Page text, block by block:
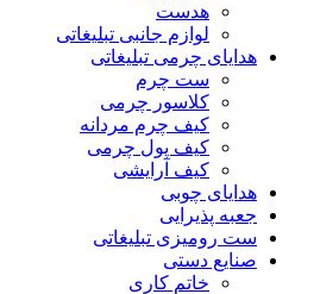
هدست
لوازم جانبی تبلیغاتی
هدایای چرمی تبلیغاتی
ست چرم
کلاسور چرمی
کیف چرم مردانه
کیف پول چرمی
کیف آرایشی
هدایای چوبی
جعبه پذیرایی
ست رومیزی تبلیغاتی
صنایع دستی
خاتم کاری